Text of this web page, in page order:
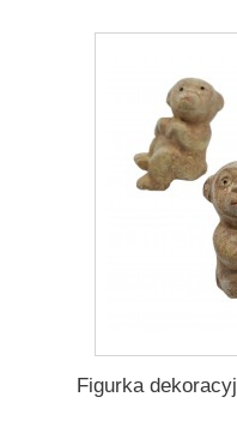
Figurka